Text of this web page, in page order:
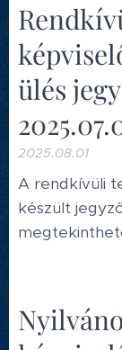
ülés
2025.08.01
A rendkívüli
készült